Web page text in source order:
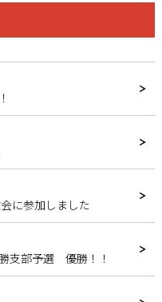
に参加しました
支部予選 優勝！！